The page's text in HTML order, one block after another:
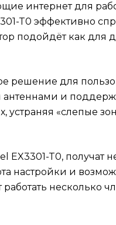
членов,
интернет для
T0 эффективно
подойдёт как для
решение для
и
«слепые
T0, получат
настройки и